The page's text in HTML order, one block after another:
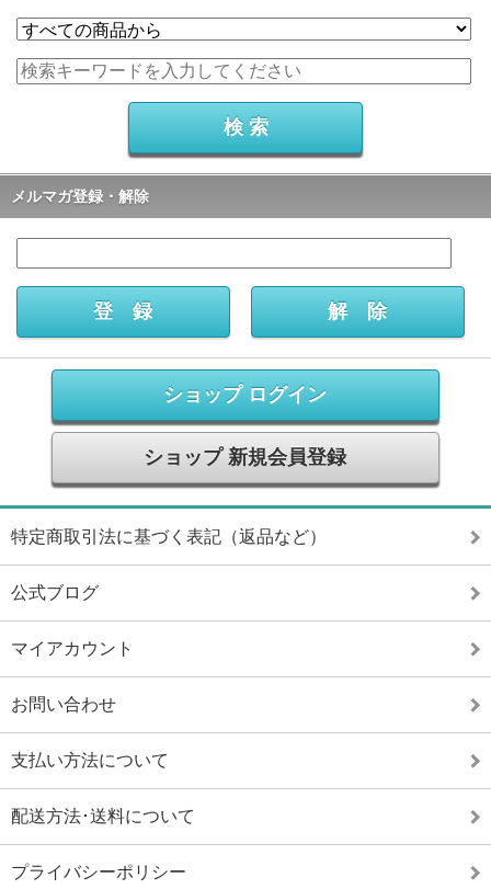
メルマガ登録・解除
ショップ ログイン
ショップ 新規会員登録
特定商取引法に基づく表記（返品など）
公式ブログ
マイアカウント
お問い合わせ
支払い方法について
配送方法･送料について
プライバシーポリシー